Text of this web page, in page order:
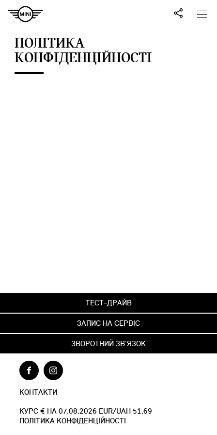
ПОЛІТИКА
КОНФІДЕНЦІЙНОСТІ
ТЕСТ-ДРАЙВ
ЗАПИС НА СЕРВІС
ЗВОРОТНИЙ ЗВ'ЯЗОК
КОНТАКТИ
КУРС € НА 07.08.2026 EUR/UAH 51.69
ПОЛІТИКА КОНФІДЕНЦІЙНОСТІ